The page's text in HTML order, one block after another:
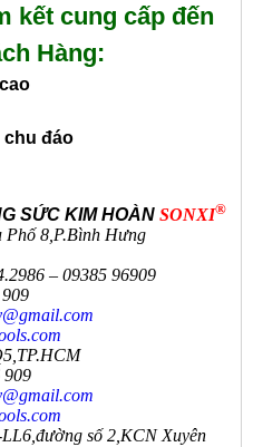
kết cung cấp đến
Hàng:
chu đáo
SỨC KIM HOÀN SONXI®
Phố 8,P.Bình Hưng
– 09385 96909
com
.com
com
.com
số 2,KCN Xuyên